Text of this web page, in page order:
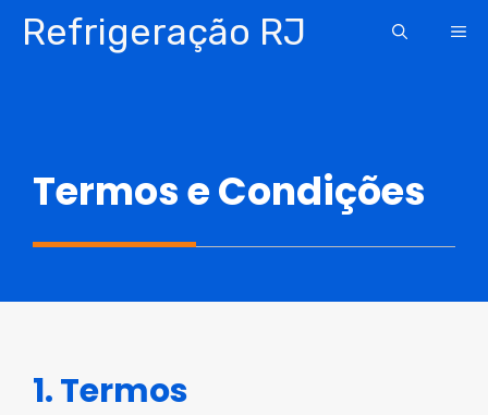
Pular
paraRefrigeração RJ
Termos e Condições
1. Termos